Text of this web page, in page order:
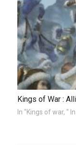
Kings of War :
In "Kings of war, "